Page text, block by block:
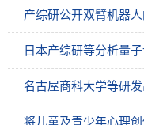
产综研公开双臂机器
日本产综研等分析量